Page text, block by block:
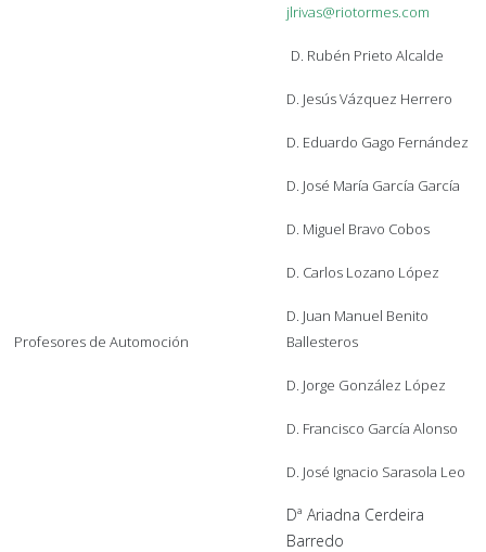
Profesores de Automoción
jlrivas@riotormes.com
D. Rubén Prieto Alcalde
D. Jesús Vázquez Herrero
D. Eduardo Gago Fernández
D. José María García García
D. Miguel Bravo Cobos
D. Carlos Lozano López
D. Juan Manuel Benito
Ballesteros
D. Jorge González López
D. Francisco García Alonso
D. José Ignacio Sarasola Leo
Dª Ariadna Cerdeira
Barredo